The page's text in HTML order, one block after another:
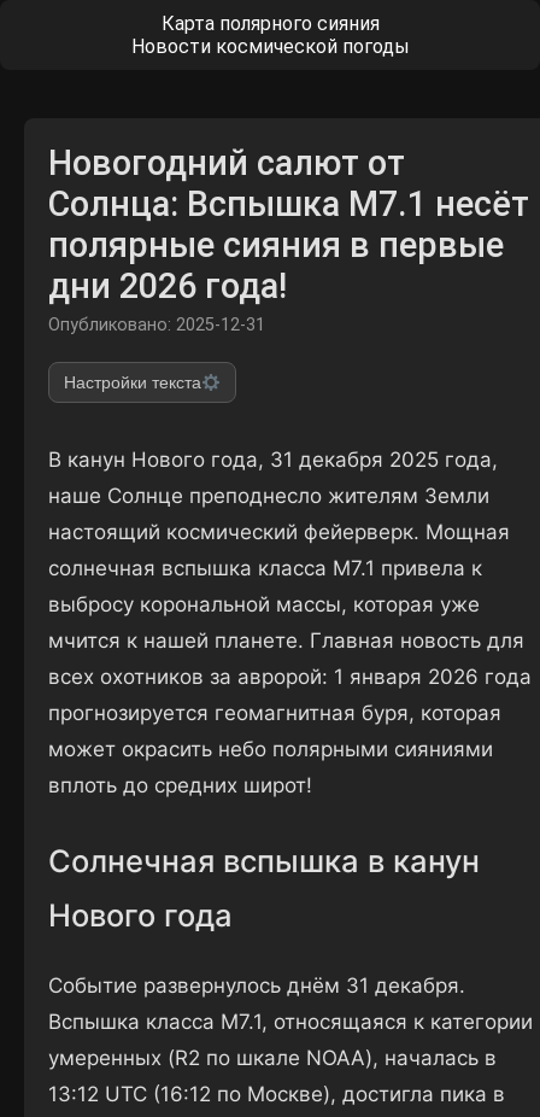
Карта полярного сияния
Новости космической погоды
Новогодний салют от
Солнца: Вспышка M7.1 несёт
полярные сияния в первые
дни 2026 года!
Опубликовано: 2025-12-31
Настройки текста
В канун Нового года, 31 декабря 2025 года,
наше Солнце преподнесло жителям Земли
настоящий космический фейерверк. Мощная
солнечная вспышка класса M7.1 привела к
выбросу корональной массы, которая уже
мчится к нашей планете. Главная новость для
всех охотников за авророй: 1 января 2026 года
прогнозируется геомагнитная буря, которая
может окрасить небо полярными сияниями
вплоть до средних широт!
Солнечная вспышка в канун
Нового года
Событие развернулось днём 31 декабря.
Вспышка класса M7.1, относящаяся к категории
умеренных (R2 по шкале NOAA), началась в
13:12 UTC (16:12 по Москве), достигла пика в